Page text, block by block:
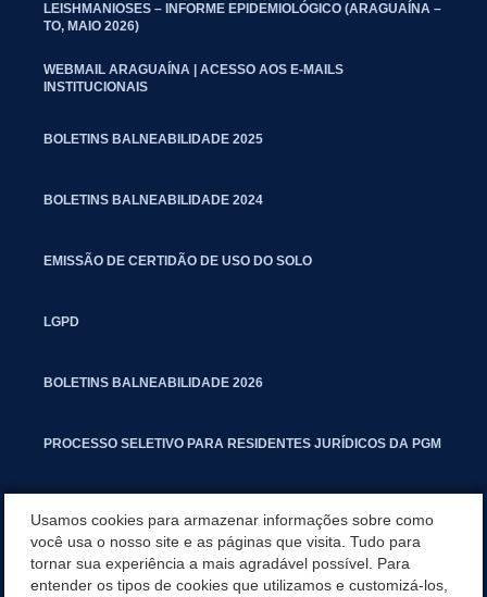
LEISHMANIOSES – INFORME EPIDEMIOLÓGICO (ARAGUAÍNA –
TO, MAIO 2026)
WEBMAIL ARAGUAÍNA | ACESSO AOS E-MAILS
INSTITUCIONAIS
BOLETINS BALNEABILIDADE 2025
BOLETINS BALNEABILIDADE 2024
EMISSÃO DE CERTIDÃO DE USO DO SOLO
LGPD
BOLETINS BALNEABILIDADE 2026
PROCESSO SELETIVO PARA RESIDENTES JURÍDICOS DA PGM
MANUAL DE PROCEDIMENTOS IMOBILIÁRIOS SEINFRA
Usamos cookies para armazenar informações sobre como
você usa o nosso site e as páginas que visita. Tudo para
tornar sua experiência a mais agradável possível. Para
entender os tipos de cookies que utilizamos e customizá-los,